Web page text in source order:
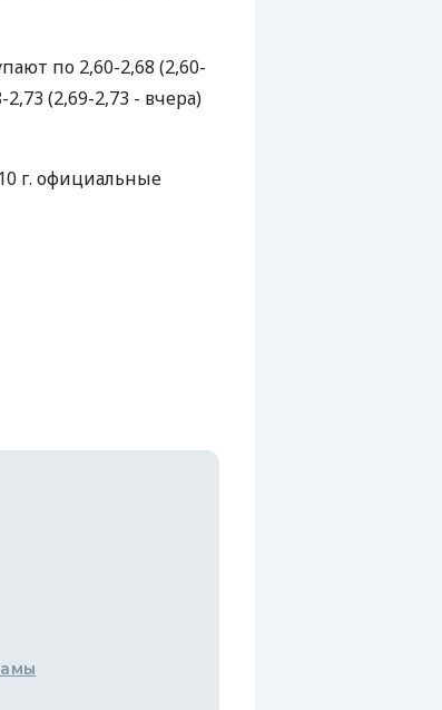
по 2,60-2,68 (2,60-
(2,69-2,73 - вчера)
г. официальные